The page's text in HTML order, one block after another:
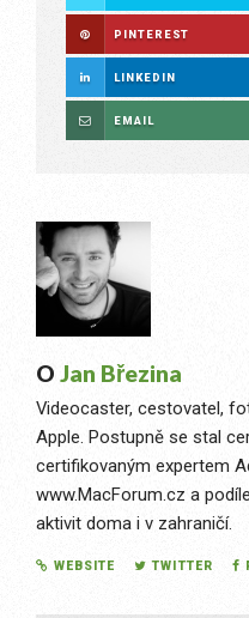
PINTEREST
LINKEDIN
EMAIL
O Jan Březina
Videocaster, cestovatel,
Apple. Postupně se stal
certifikovaným expertem
www.MacForum.cz a
aktivit doma i v zahraničí.
WEBSITE TWITTER